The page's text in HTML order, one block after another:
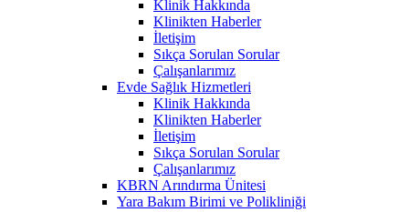
Klinik Hakkında
Klinikten Haberler
İletişim
Sıkça Sorulan Sorular
Çalışanlarımız
Evde Sağlık Hizmetleri
Klinik Hakkında
Klinikten Haberler
İletişim
Sıkça Sorulan Sorular
Çalışanlarımız
KBRN Arındırma Ünitesi
Yara Bakım Birimi ve Polikliniği